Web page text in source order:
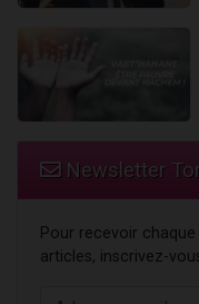
Newsletter
Pour recevoir
articles, inscrivez-